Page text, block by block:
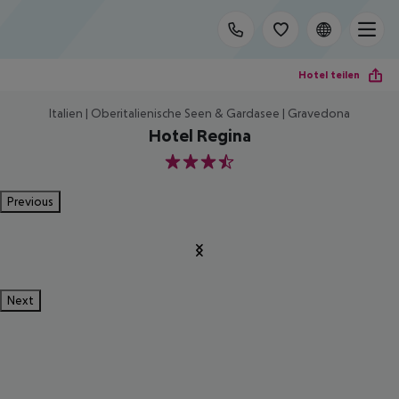
Hotel teilen
Italien | Oberitalienische Seen & Gardasee | Gravedona
Hotel Regina
3.5
Previous
Next